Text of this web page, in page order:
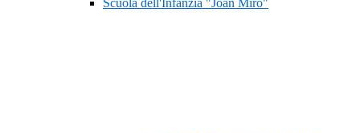
Scuola dell'Infanzia "Joan Mirò"